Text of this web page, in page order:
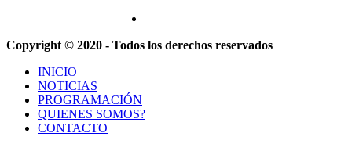
Copyright © 2020 - Todos los derechos reservados
INICIO
NOTICIAS
PROGRAMACIÓN
QUIENES SOMOS?
CONTACTO